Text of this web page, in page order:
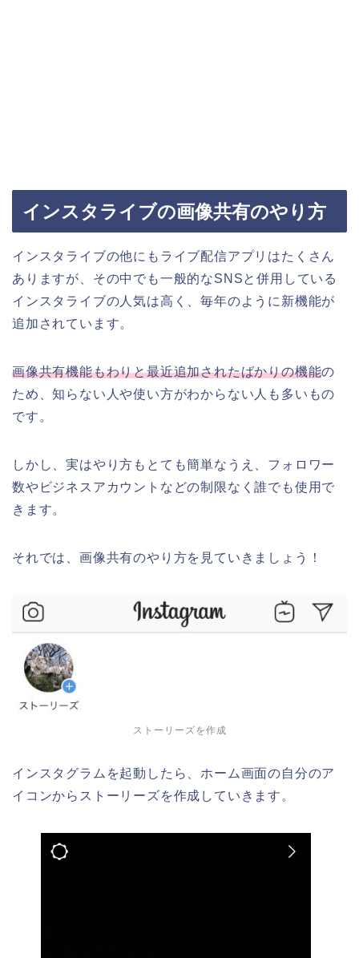
インスタライブの画像共有のやり方
インスタライブの他にもライブ配信アプリはたくさん
ありますが、その中でも一般的なSNSと併用している
インスタライブの人気は高く、毎年のように新機能が
追加されています。
画像共有機能もわりと最近追加されたばかりの機能の
ため、知らない人や使い方がわからない人も多いもの
です。
しかし、実はやり方もとても簡単なうえ、フォロワー
数やビジネスアカウントなどの制限なく誰でも使用で
きます。
それでは、画像共有のやり方を見ていきましょう！
ストーリーズを作成
インスタグラムを起動したら、ホーム画面の自分のア
イコンからストーリーズを作成していきます。